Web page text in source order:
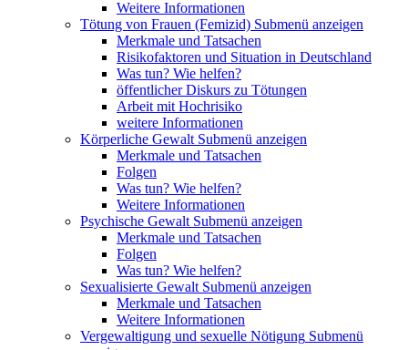
Weitere Informationen
Tötung von Frauen (Femizid) Submenü anzeigen
Merkmale und Tatsachen
Risikofaktoren und Situation in Deutschland
Was tun? Wie helfen?
öffentlicher Diskurs zu Tötungen
Arbeit mit Hochrisiko
weitere Informationen
Körperliche Gewalt Submenü anzeigen
Merkmale und Tatsachen
Folgen
Was tun? Wie helfen?
Weitere Informationen
Psychische Gewalt Submenü anzeigen
Merkmale und Tatsachen
Folgen
Was tun? Wie helfen?
Sexualisierte Gewalt Submenü anzeigen
Merkmale und Tatsachen
Weitere Informationen
Vergewaltigung und sexuelle Nötigung Submenü